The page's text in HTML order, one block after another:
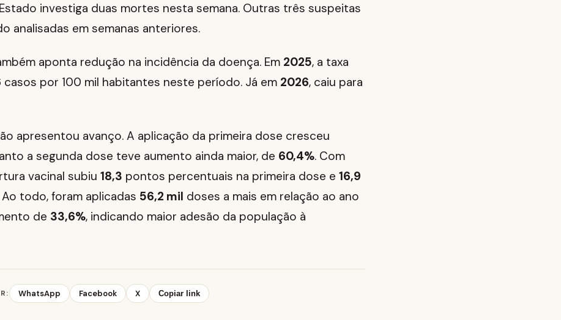
investiga duas mortes nesta semana. Outras três suspeitas
analisadas em semanas anteriores.
aponta redução na incidência da doença. Em 2025, a taxa
casos por 100 mil habitantes neste período. Já em 2026, caiu para
apresentou avanço. A aplicação da primeira dose cresceu
a segunda dose teve aumento ainda maior, de 60,4%. Com
vacinal subiu 18,3 pontos percentuais na primeira dose e 16,9
todo, foram aplicadas 56,2 mil doses a mais em relação ao ano
de 33,6%, indicando maior adesão da população à
WhatsApp Facebook X Copiar link